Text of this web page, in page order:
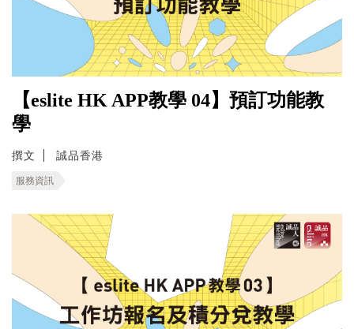
【eslite HK APP教學 04】預訂功能教
學
撰文 誠品香港
服務資訊